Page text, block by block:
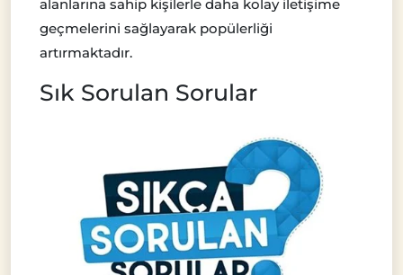
alanlarına sahip kişilerle daha kolay iletişime
geçmelerini sağlayarak popülerliği
artırmaktadır.
Sık Sorulan Sorular